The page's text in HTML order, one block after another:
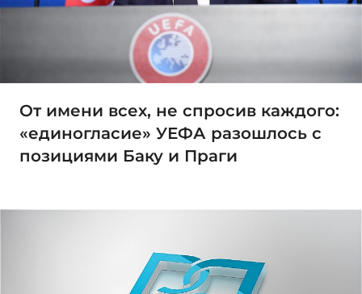
От имени всех, не спросив каждого:
«единогласие» УЕФА разошлось с
позициями Баку и Праги